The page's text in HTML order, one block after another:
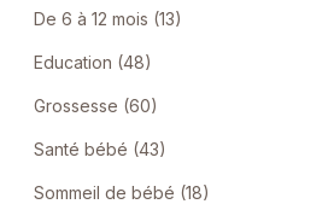
De 6 à 12 mois (13)
Education (48)
Grossesse (60)
Santé bébé (43)
Sommeil de bébé (18)